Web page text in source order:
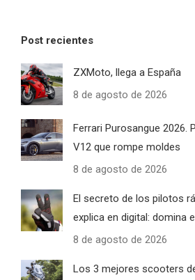
Post recientes
ZXMoto, llega a España
8 de agosto de 2026
Ferrari Purosangue 2026.
V12 que rompe moldes
8 de agosto de 2026
El secreto de los pilotos
explica en digital: domina
8 de agosto de 2026
Los 3 mejores scooters